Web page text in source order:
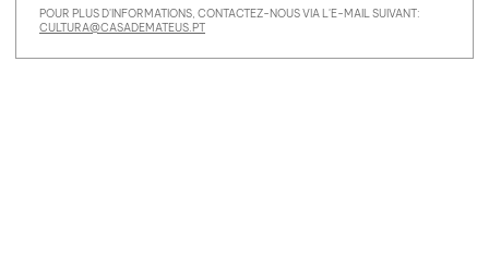
POUR PLUS D'INFORMATIONS, CONTACTEZ-NOUS VIA L'E-MAIL SUIVANT:
CULTURA@CASADEMATEUS.PT